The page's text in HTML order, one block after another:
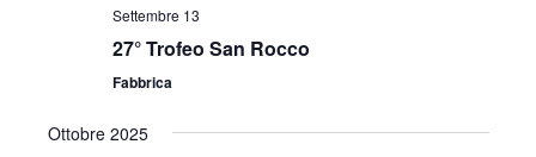
Settembre 13
27° Trofeo San Rocco
Fabbrica
Ottobre 2025